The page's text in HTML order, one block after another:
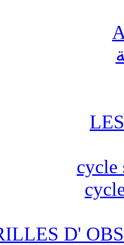
cycle
D'